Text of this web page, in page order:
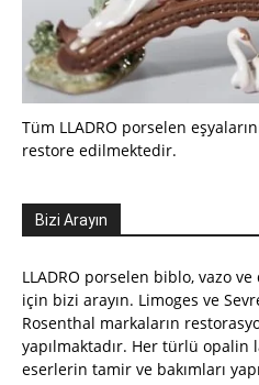
Tüm LLADRO porselen
restore edilmektedir.
Bizi Arayın
LLADRO porselen biblo, vazo
için bizi arayın. Limoges ve
Rosenthal markaların
yapılmaktadır. Her türlü opalin
eserlerin tamir ve bakımları